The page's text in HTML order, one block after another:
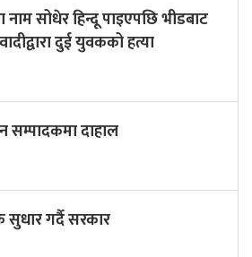
सोधेर हिन्दू पाइएपछि भीडबाट
दुई युवकको हत्या
सम्पादकमा दाहाल
सुधार गर्दै सरकार